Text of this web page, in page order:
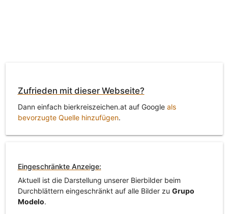
Zufrieden mit dieser Webseite?
Dann einfach bierkreiszeichen.at auf Google als
bevorzugte Quelle hinzufügen.
Eingeschränkte Anzeige:
Aktuell ist die Darstellung unserer Bierbilder beim
Durchblättern eingeschränkt auf alle Bilder zu Grupo
Modelo.